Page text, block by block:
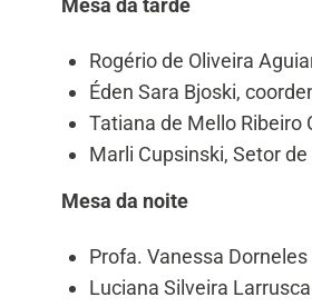
Mesa da tarde
Rogério de Oliveira
Éden Sara Bjoski,
Tatiana de Mello Ribeiro
Marli Cupsinski, Setor
Mesa da noite
Profa. Vanessa
Luciana Silveira